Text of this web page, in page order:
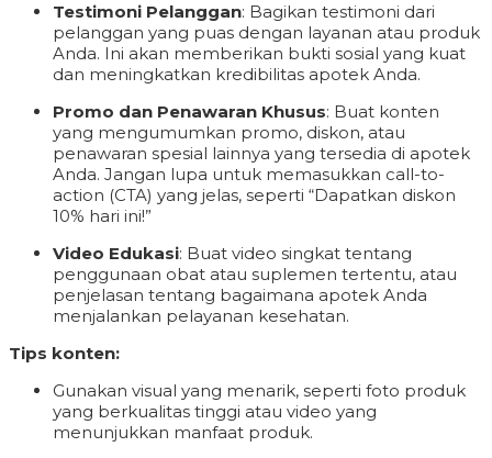
Testimoni Pelanggan: Bagikan testimoni dari
pelanggan yang puas dengan layanan atau produk
Anda. Ini akan memberikan bukti sosial yang kuat
dan meningkatkan kredibilitas apotek Anda.
Promo dan Penawaran Khusus: Buat konten
yang mengumumkan promo, diskon, atau
penawaran spesial lainnya yang tersedia di apotek
Anda. Jangan lupa untuk memasukkan call-to-
action (CTA) yang jelas, seperti “Dapatkan diskon
10% hari ini!”
Video Edukasi: Buat video singkat tentang
penggunaan obat atau suplemen tertentu, atau
penjelasan tentang bagaimana apotek Anda
menjalankan pelayanan kesehatan.
Tips konten:
Gunakan visual yang menarik, seperti foto produk
yang berkualitas tinggi atau video yang
menunjukkan manfaat produk.